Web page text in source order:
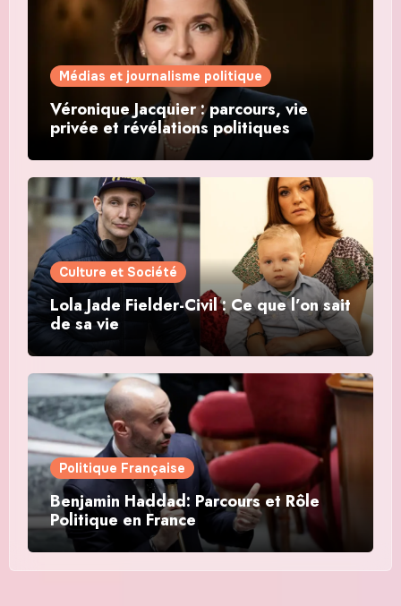
Médias et journalisme politique
Véronique Jacquier : parcours, vie
privée et révélations politiques
Culture et Société
Lola Jade Fielder-Civil : Ce que l’on sait
de sa vie
Politique Française
Benjamin Haddad: Parcours et Rôle
Politique en France